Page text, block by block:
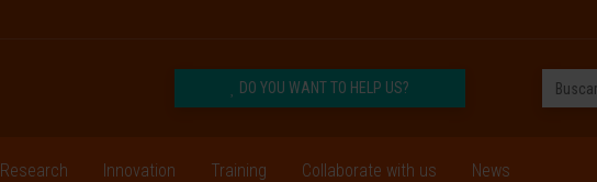
DO YOU WANT TO HELP US?
Research Innovation Training Collaborate with us News